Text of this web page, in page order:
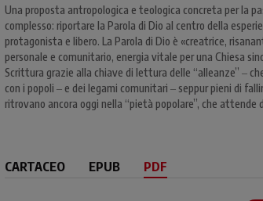
Una proposta antropologica e teologica concreta per la
complesso: riportare la Parola di Dio al centro della
protagonista e libero. La Parola di Dio è «creatrice,
personale e comunitario, energia vitale per una Chiesa
Scrittura grazie alla chiave di lettura delle “alleanze” ‒
con i popoli ‒ e dei legami comunitari ‒ seppur pieni di
ritrovano ancora oggi nella “pietà popolare”, che attende
CARTACEO EPUB PDF